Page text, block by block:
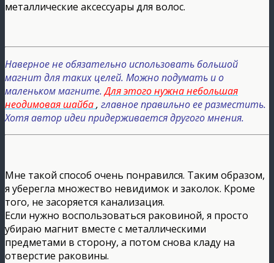
металлические аксессуары для волос.
Наверное не обязательно использовать большой
магнит для таких целей. Можно подумать и о
маленьком магните. Для этого нужна небольшая
неодимовая шайба, главное правильно ее разместить.
Хотя автор идеи придерживается другого мнения.
Мне такой способ очень понравился. Таким образом,
я уберегла множество невидимок и заколок. Кроме
того, не засоряется канализация.
Если нужно воспользоваться раковиной, я просто
убираю магнит вместе с металлическими
предметами в сторону, а потом снова кладу на
отверстие раковины.